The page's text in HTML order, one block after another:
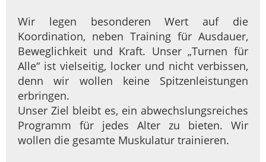
Wir legen besonderen Wert auf die
Koordination, neben Training für Ausdauer,
Beweglichkeit und Kraft. Unser „Turnen für
Alle“ ist vielseitig, locker und nicht verbissen,
denn wir wollen keine Spitzenleistungen
erbringen.
Unser Ziel bleibt es, ein abwechslungsreiches
Programm für jedes Alter zu bieten. Wir
wollen die gesamte Muskulatur trainieren.